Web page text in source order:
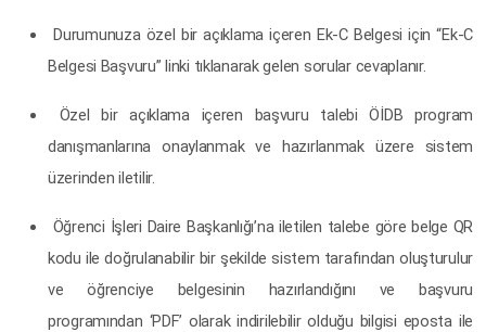
Durumunuza özel bir açıklama içeren Ek-C Belgesi için “Ek-C
Belgesi Başvuru” linki tıklanarak gelen sorular cevaplanır.
Özel bir açıklama içeren başvuru talebi ÖİDB program
danışmanlarına onaylanmak ve hazırlanmak üzere sistem
üzerinden iletilir.
Öğrenci İşleri Daire Başkanlığı’na iletilen talebe göre belge QR
kodu ile doğrulanabilir bir şekilde sistem tarafından oluşturulur
ve öğrenciye belgesinin hazırlandığını ve başvuru
programından ‘PDF’ olarak indirilebilir olduğu bilgisi eposta ile